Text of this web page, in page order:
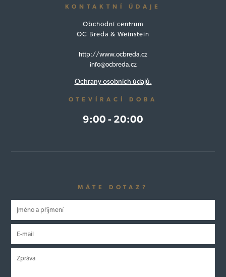
KONTAKTNÍ ÚDAJE
Obchodní centrum
OC Breda & Weinstein
http://www.ocbreda.cz
info@ocbreda.cz
Ochrany osobních údajů.
OTEVÍRACÍ DOBA
9:00 - 20:00
MÁTE DOTAZ?